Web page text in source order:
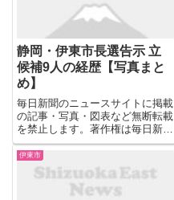
静岡・伊東市長選告示 立
候補9人の経歴【写真まと
め】
毎日新聞のニュースサイトに掲載
の記事・写真・図表など無断転載
を禁止します。著作権は毎日新聞
社またはその情報提供者に属しま
す。 画像データは（株）フォー
カスシステムズの電子透かし
「acuagraphy」により著作権情
報を確認できるようになって...
伊東市